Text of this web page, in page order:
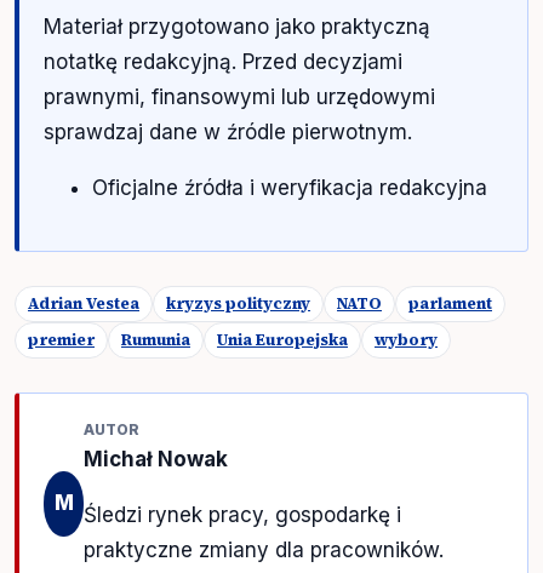
Materiał przygotowano jako praktyczną
notatkę redakcyjną. Przed decyzjami
prawnymi, finansowymi lub urzędowymi
sprawdzaj dane w źródle pierwotnym.
Oficjalne źródła i weryfikacja redakcyjna
Adrian Vestea kryzys polityczny NATO
parlament
premier
Rumunia Unia Europejska wybory
M
AUTOR
Michał Nowak
Śledzi rynek pracy, gospodarkę i
praktyczne zmiany dla pracowników.